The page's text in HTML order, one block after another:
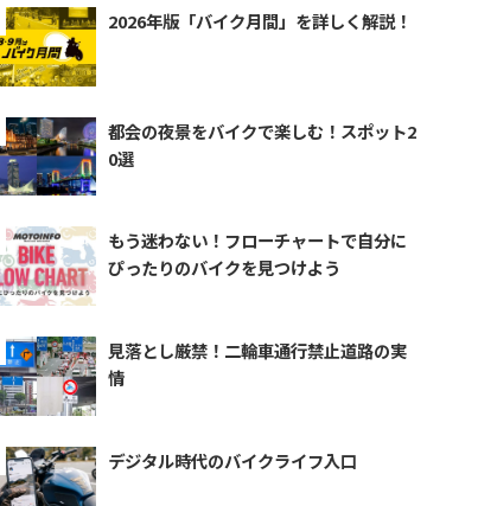
2026年版「バイク月間」を詳しく解説！
都会の夜景をバイクで楽しむ！スポット2
0選
もう迷わない！フローチャートで自分に
ぴったりのバイクを見つけよう
見落とし厳禁！二輪車通行禁止道路の実
情
デジタル時代のバイクライフ入口